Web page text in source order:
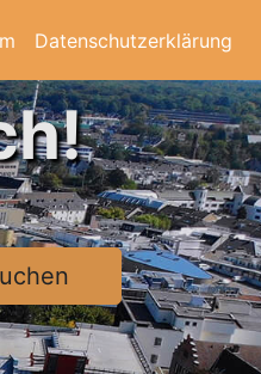
Datenschutzerklärung